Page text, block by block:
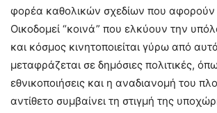
φορέα καθολικών σχεδίων που αφορούν
Οικοδομεί “κοινά” που ελκύουν την
και κόσμος κινητοποιείται γύρω από
μεταφράζεται σε δημόσιες πολιτικές,
εθνικοποιήσεις και η αναδιανομή του
αντίθετο συμβαίνει τη στιγμή της